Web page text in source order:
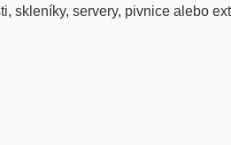
skleníky, servery, pivnice alebo